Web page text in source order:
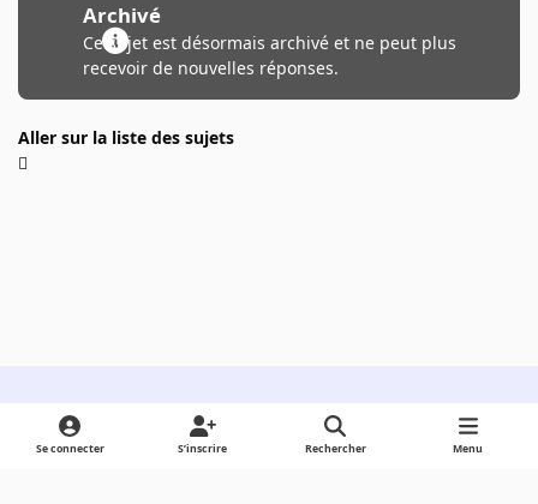
Archivé
Ce sujet est désormais archivé et ne peut plus
recevoir de nouvelles réponses.
Aller sur la liste des sujets
Light ModeDark ModeSystem Preference
Se connecter S’inscrire Rechercher Menu